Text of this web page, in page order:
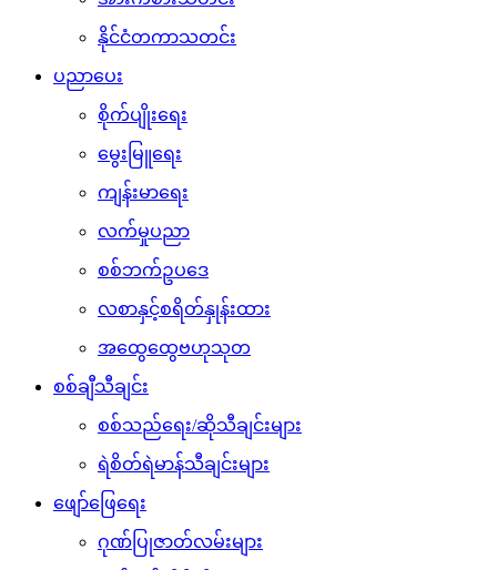
နိုင်ငံတကာသတင်း
ပညာပေး
စိုက်ပျိုးရေး
မွေးမြူရေး
ကျန်းမာရေး
လက်မှုပညာ
စစ်ဘက်ဥပဒေ
လစာနှင့်စရိတ်နှုန်းထား
အထွေထွေဗဟုသုတ
စစ်ချီသီချင်း
စစ်သည်ရေး/ဆိုသီချင်းများ
ရဲစိတ်ရဲမာန်သီချင်းများ
ဖျော်ဖြေရေး
ဂုဏ်ပြုဇာတ်လမ်းများ